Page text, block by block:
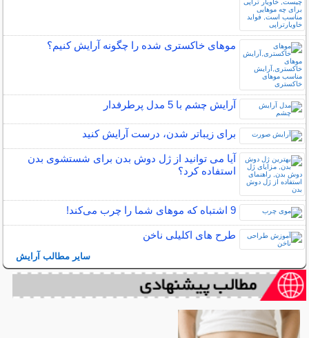
موهای خاکستری شده را چگونه آرایش کنیم؟
آرایش چشم با 5 مدل پرطرفدار
برای زیباتر شدن، درست آرایش کنید
آیا می توانید از ژل دوش بدن برای شستشوی بدن
استفاده کرد؟
9 اشتباه که موهای شما را چرب می‌کند!
طرح های اکلیلی ناخن
سایر مطالب آرایش